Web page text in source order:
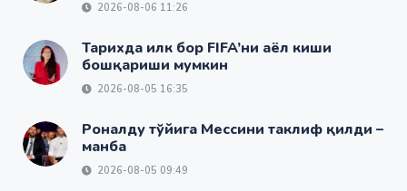
2026-08-06 11:26
Тарихда илк бор FIFA’ни аёл киши
бошқариши мумкин
2026-08-05 16:35
Роналду тўйига Мессини таклиф қилди –
манба
2026-08-05 09:49